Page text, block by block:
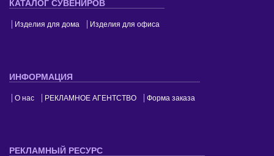
КАТАЛОГ СУВЕНИРОВ
Изделия для дома Изделия для офиса
ИНФОРМАЦИЯ
О нас РЕКЛАМНОЕ АГЕНТСТВО Форма заказа
РЕКЛАМНЫЙ РЕСУРС